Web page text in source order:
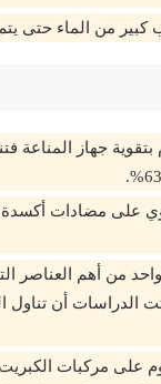
من الماء حتى
جهاز المناعة
على مضادات أكسدة
واحد من أهم العناصر
الدراسات أن
على مركبات